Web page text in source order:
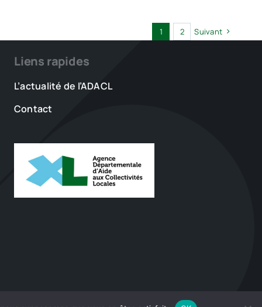
1 2 Suivant
Liens rapides
L’actualité de l’ADACL
Contact